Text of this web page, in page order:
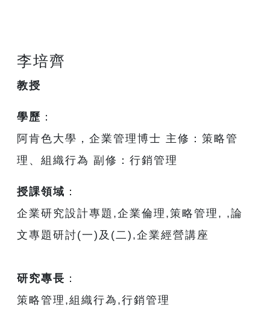
李培齊
教授
學歷 ：
阿肯色大學，企業管理博士 主修：策略管
理、組織行為 副修：行銷管理
授課領域 ：
企業研究設計專題,企業倫理,策略管理, ,論
文專題研討(一)及(二),企業經營講座
研究專長 ：
策略管理,組織行為,行銷管理